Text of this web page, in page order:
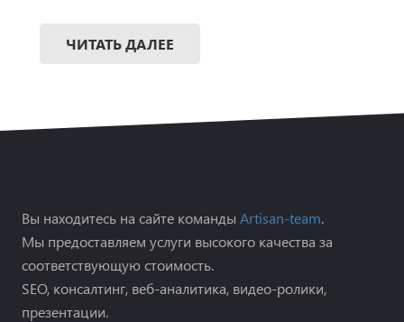
ЧИТАТЬ ДАЛЕЕ
Вы находитесь на сайте команды Artisan-team.
Мы предоставляем услуги высокого качества за
соответствующую стоимость.
SEO, консалтинг, веб-аналитика, видео-ролики,
презентации.